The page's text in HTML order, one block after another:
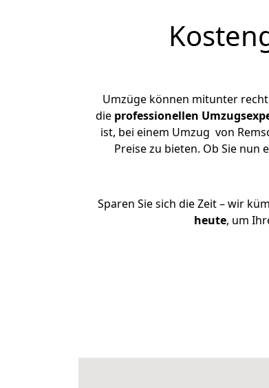
Umzüge können mitunter
die professionellen
ist, bei einem Umzug von
Preise zu bieten. Ob Sie nun
Sparen Sie sich die Zeit – wir
heute, um